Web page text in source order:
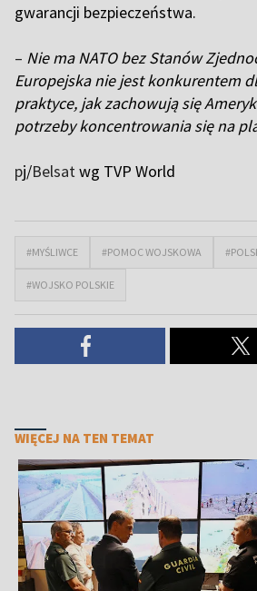
gwarancji bezpieczeństwa.
– Nie ma NATO bez Stanów
Europejska nie jest konkurentem
praktyce, jak zachowują się
potrzeby koncentrowania się na
pj/Belsatwg TVP World
#MYŚLIWCE #POMOC WOJSKOWA
#WOJSKO POLSKIE
WIĘCEJ NA TEN TEMAT